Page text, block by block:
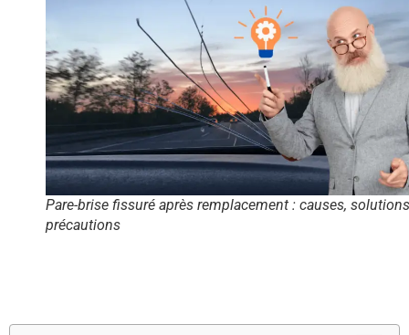
Pare-brise fissuré après remplacement : causes,
précautions